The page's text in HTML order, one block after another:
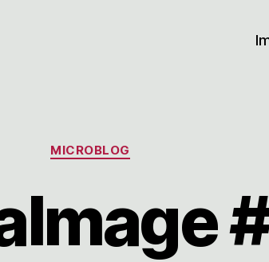
Kategorien
MICROBLOG